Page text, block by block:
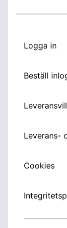
Logga in
Beställ
Leverans-
Cookies